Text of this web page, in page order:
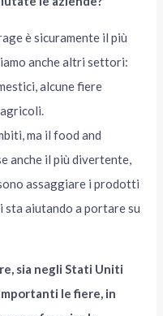
è sicuramente il più
anche altri settori:
alcune fiere
ma il food and
anche il più divertente,
assaggiare i prodotti
sta aiutando a portare su
sia negli Stati Uniti
le fiere, in